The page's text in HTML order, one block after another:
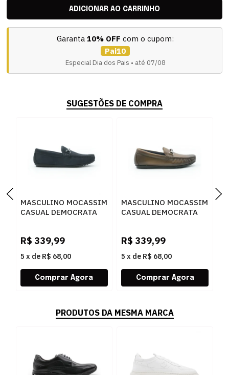
Garanta 10% OFF com o cupom:
Pai10
Especial Dia dos Pais • até 07/08
SUGESTÕES DE COMPRA
MASCULINO MOCASSIM
CASUAL DEMOCRATA
R$ 339,99
5 x de R$ 68,00
MASCULINO MOCASSIM
CASUAL DEMOCRATA
R$ 339,99
5 x de R$ 68,00
PRODUTOS DA MESMA MARCA